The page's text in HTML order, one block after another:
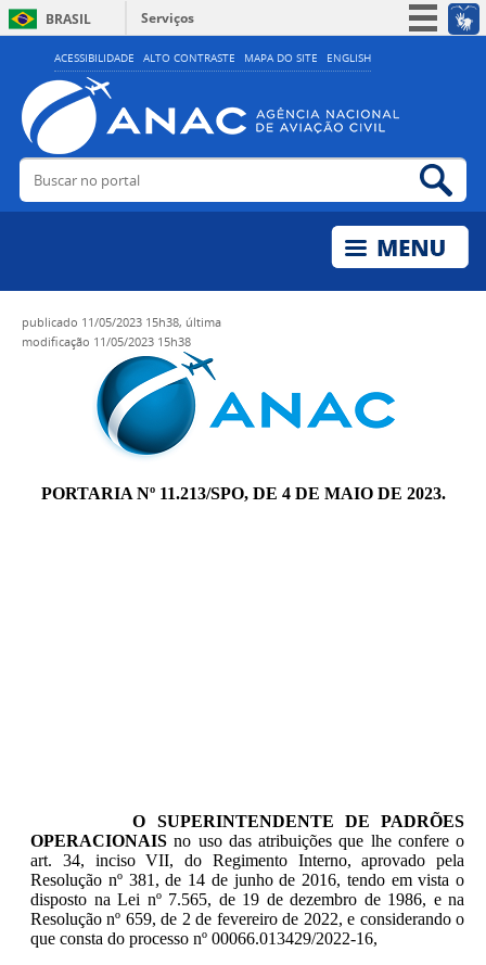
ACESSIBILIDADE ALTO CONTRASTE MAPA DO SITE ENGLISH
BRASIL
Serviços
Simplifique!
Acesso à informação
Legislação
Buscar no portal
publicado 11/05/2023 15h38, última
modificação 11/05/2023 15h38
PORTARIA Nº 11.213/SPO, DE 4 DE MAIO DE 2023.
O SUPERINTENDENTE DE PADRÕES
OPERACIONAISno uso das atribuições que lhe confere o
art. 34, inciso VII, do Regimento Interno, aprovado pela
Resolução nº 381, de 14 de junho de 2016, tendo em vista o
disposto na Lei nº 7.565, de 19 de dezembro de 1986, e na
Resolução nº 659, de 2 de fevereiro de 2022, e considerando o
que consta do processo nº 00066.013429/2022-16,